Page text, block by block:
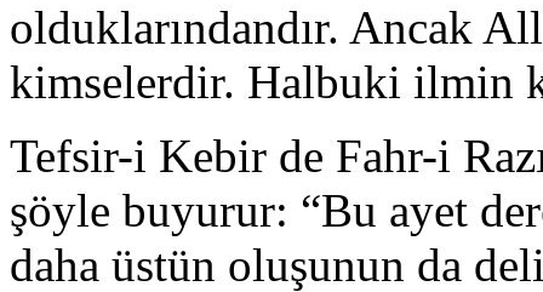
olduklarındandır. Ancak
kimselerdir. Halbuki ilmin
Tefsir-i Kebir de Fahr-i
şöyle buyurur: “Bu ayet
daha üstün oluşunun da